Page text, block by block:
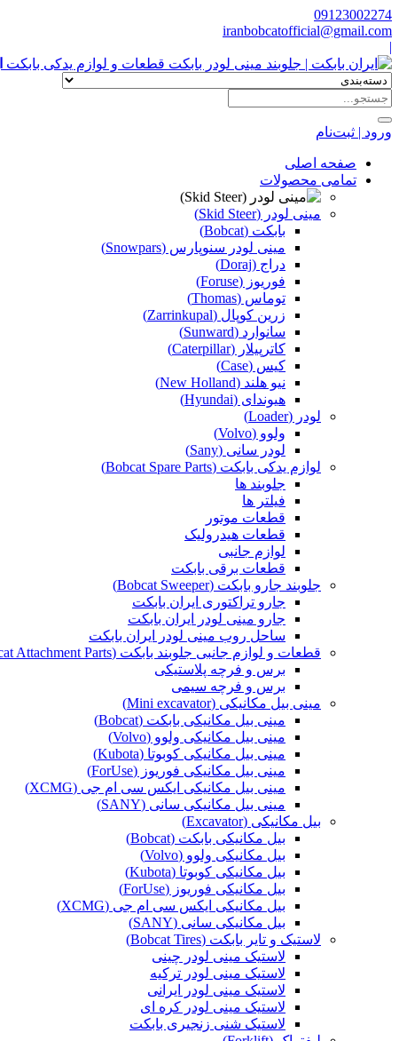
09123002274
iranbobcatofficial@gmail.com
|
ورود | ثبت‌نام
صفحه اصلی
تمامی محصولات
مینی لودر (Skid Steer)
بابکت (Bobcat)
مینی لودر سنوپارس (Snowpars)
دراج (Doraj)
فوریوز (Foruse)
توماس (Thomas)
زرین کوپال (Zarrinkupal)
سانوارد (Sunward)
کاترپیلار (Caterpillar)
کیس (Case)
نیو هلند (New Holland)
هیوندای (Hyundai)
لودر (Loader)
ولوو (Volvo)
لودر سانی (Sany)
لوازم یدکی بابکت (Bobcat Spare Parts)
جلوبند ها
فیلتر ها
قطعات موتور
قطعات هیدرولیک
لوازم جانبی
قطعات برقی بابکت
جلوبند جارو بابکت (Bobcat Sweeper)
جارو تراکتوری ایران بابکت
جارو مینی لودر ایران بابکت
ساحل روب مینی لودر ایران بابکت
قطعات و لوازم جانبی جلوبند بابکت (Bobcat Attachment Parts)
برس و فرچه پلاستیکی
برس و فرچه سیمی
مینی بیل مکانیکی (Mini excavator)
مینی بیل مکانیکی بابکت (Bobcat)
مینی بیل مکانیکی ولوو (Volvo)
مینی بیل مکانیکی کوبوتا (Kubota)
مینی بیل مکانیکی فوریوز (ForUse)
مینی بیل مکانیکی ایکس سی ام جی (XCMG)
مینی بیل مکانیکی سانی (SANY)
بیل مکانیکی (Excavator)
بیل مکانیکی بابکت (Bobcat)
بیل مکانیکی ولوو (Volvo)
بیل مکانیکی کوبوتا (Kubota)
بیل مکانیکی فوریوز (ForUse)
بیل مکانیکی ایکس سی ام جی (XCMG)
بیل مکانیکی سانی (SANY)
لاستیک و تایر بابکت (Bobcat Tires)
لاستیک مینی لودر چینی
لاستیک مینی لودر ترکیه
لاستیک مینی لودر ایرانی
لاستیک مینی لودر کره ای
لاستیک شنی زنجیری بابکت